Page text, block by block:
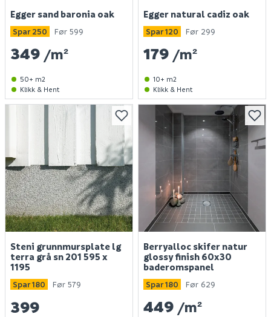
Egger sand baronia oak
349 /m²
Spar 250 Før 599
50+ m2
Klikk & Hent
Egger natural cadiz oak
179 /m²
Spar 120 Før 299
10+ m2
Klikk & Hent
Steni grunnmursplate lg
terra grå sn 201 595 x
1195
399
Spar 180 Før 579
Berryalloc skifer natur
glossy finish 60x30
baderomspanel
449 /m²
Spar 180 Før 629